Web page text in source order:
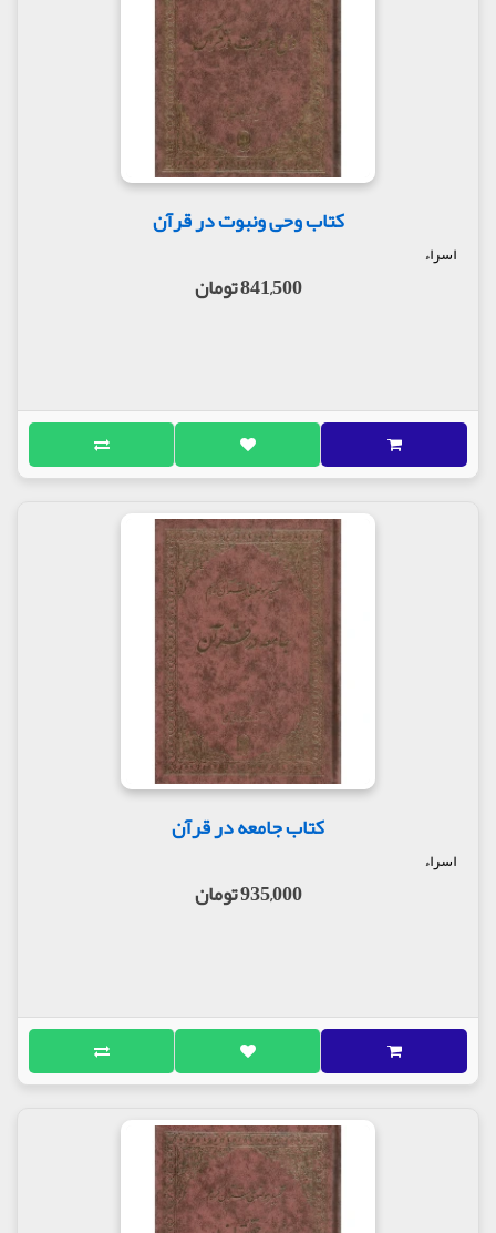
کتاب وحی ونبوت در قرآن
اسراء
841,500 تومان
کتاب جامعه در قرآن
اسراء
935,000 تومان